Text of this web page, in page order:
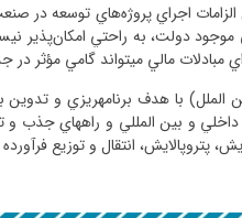
اجراي پروژه‌هاي توسعه در
دولت، به راحتي امکان‌پذير
مبادلات مالي مي­تواند گامي
الملل) با هدف برنامه­ريزي و
و بين المللي و راه­هاي جذب
پتروپالايش، انتقال و توزيع